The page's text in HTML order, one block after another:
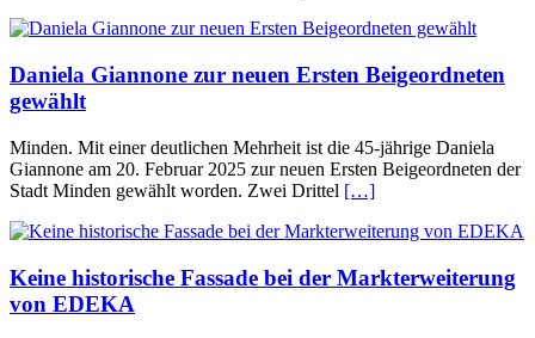
Daniela Giannone zur neuen Ersten Beigeordneten
gewählt
Minden. Mit einer deutlichen Mehrheit ist die 45-jährige Daniela
Giannone am 20. Februar 2025 zur neuen Ersten Beigeordneten der
Stadt Minden gewählt worden. Zwei Drittel […]
Keine historische Fassade bei der Markterweiterung
von EDEKA